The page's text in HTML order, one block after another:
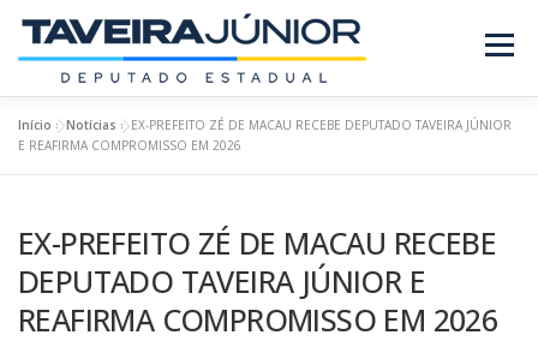
conteúdo
Menu
SOBRE O DEPUTADO
REQUERIMENTOS EMENDAS NOTÍCIAS
REVISTA
Início »Notícias »EX-PREFEITO ZÉ DE MACAU RECEBE DEPUTADO TAVEIRA JÚNIOR
E REAFIRMA COMPROMISSO EM 2026
EX-PREFEITO ZÉ DE MACAU RECEBE
DEPUTADO TAVEIRA JÚNIOR E
REAFIRMA COMPROMISSO EM 2026